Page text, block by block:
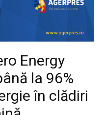
Energy
la 96%
în clădiri